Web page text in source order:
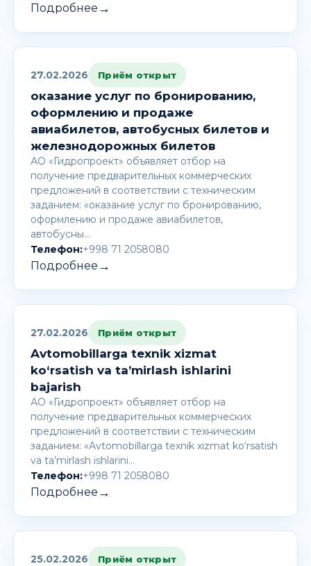
Подробнее →
27.02.2026 Приём открыт
оказание услуг по бронированию,
оформлению и продаже
авиабилетов, автобусных билетов и
железнодорожных билетов
АО «Гидропроект» объявляет отбор на
получение предварительных коммерческих
предложений в соответствии с техническим
заданием: «оказание услуг по бронированию,
оформлению и продаже авиабилетов,
автобусны…
Телефон:+998 71 2058080
Подробнее →
27.02.2026 Приём открыт
Avtomobillarga texnik xizmat
ko‘rsatish va ta’mirlash ishlarini
bajarish
АО «Гидропроект» объявляет отбор на
получение предварительных коммерческих
предложений в соответствии с техническим
заданием: «Avtomobillarga texnik xizmat ko‘rsatish
va ta’mirlash ishlarini…
Телефон:+998 71 2058080
Подробнее →
25.02.2026 Приём открыт